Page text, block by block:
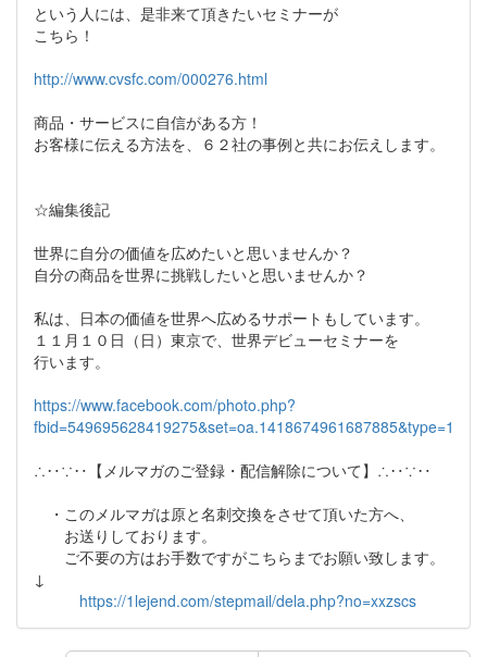
という人には、是非来て頂きたいセミナーが
こちら！
http://www.cvsfc.com/000276.html
商品・サービスに自信がある方！
お客様に伝える方法を、６２社の事例と共にお伝えします。
☆編集後記
世界に自分の価値を広めたいと思いませんか？
自分の商品を世界に挑戦したいと思いませんか？
私は、日本の価値を世界へ広めるサポートもしています。
１１月１０日（日）東京で、世界デビューセミナーを
行います。
https://www.facebook.com/photo.php?
fbid=549695628419275&set=oa.1418674961687885&type=1
∴‥∵‥【メルマガのご登録・配信解除について】∴‥∵‥
・このメルマガは原と名刺交換をさせて頂いた方へ、
お送りしております。
ご不要の方はお手数ですがこちらまでお願い致します。
↓
https://1lejend.com/stepmail/dela.php?no=xxzscs